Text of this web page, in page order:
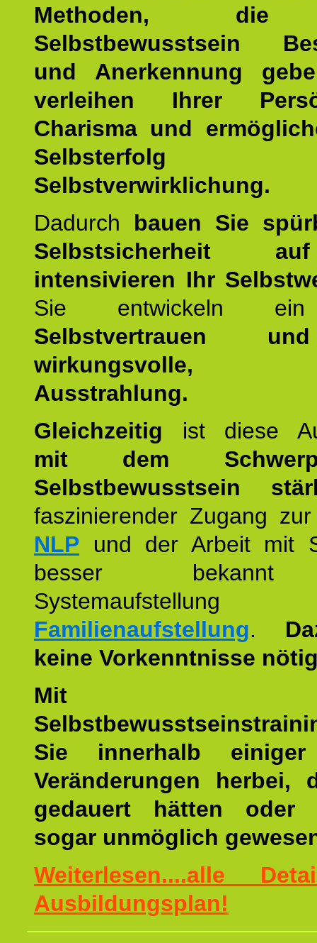
Methoden, die
Selbstbewusstsein
und Anerkennung
verleihen Ihrer
Charisma und
Selbstverwirklichung.
Dadurch bauen Sie
Selbstsicherheit
intensivieren Ihr
Sie entwickeln ein
Selbstvertrauen
wirkungsvolle,
Ausstrahlung.
Gleichzeitig ist diese
mit dem
Selbstbewusstsein
faszinierender Zugang
NLP und der Arbeit mit
besser
Familienaufstellung.
keine Vorkenntnisse
Mit
Sie innerhalb einiger
Veränderungen herbei,
gedauert hätten oder
sogar unmöglich
Weiterlesen....alle
Ausbildungsplan!